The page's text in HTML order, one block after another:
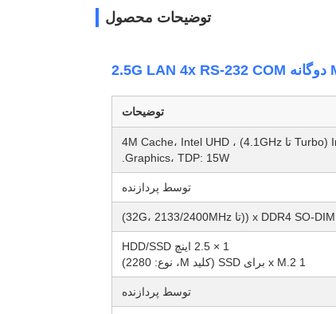
توضیحات محصول
توضیحات
Intel Core i3-10110U، Comet Lake، 2 Core، 4 Thread، 2.1GHz (Turbo تا 4.1GHz) ، 4M Cache، Intel UHD
Graphics، TDP: 15W.
توسط پردازنده
1 × 2.5 اینچ HDD/SSD
1 x M.2 برای SSD (کلید M، نوع: 2280)
توسط پردازنده